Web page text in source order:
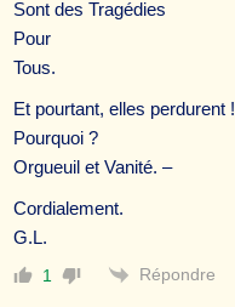
Sont des Tragédies
Pour
Tous.
Et pourtant, elles perdurent !
Pourquoi ?
Orgueuil et Vanité. –
Cordialement.
G.L.
1 Répondre